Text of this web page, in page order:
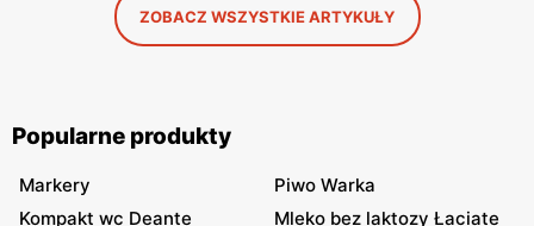
ZOBACZ WSZYSTKIE ARTYKUŁY
Popularne produkty
Markery
Piwo Warka
Kompakt wc Deante
Mleko bez laktozy Łaciate